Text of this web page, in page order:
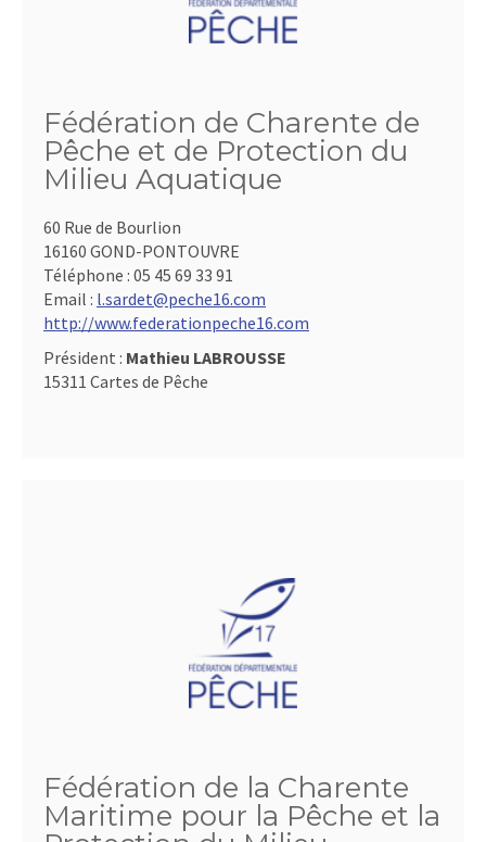
Fédération de Charente de
Pêche et de Protection du
Milieu Aquatique
60 Rue de Bourlion
16160 GOND-PONTOUVRE
Téléphone : 05 45 69 33 91
Email : l.sardet@peche16.com
http://www.federationpeche16.com
Président : Mathieu LABROUSSE
15311 Cartes de Pêche
Fédération de la Charente
Maritime pour la Pêche et la